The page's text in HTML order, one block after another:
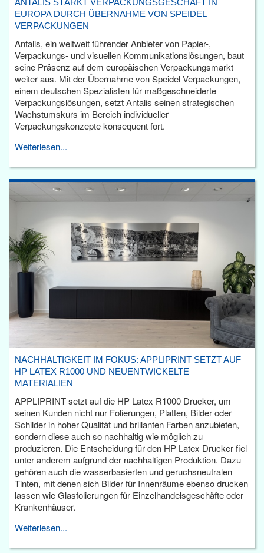
EUROPA DURCH ÜBERNAHME VON SPEIDEL
VERPACKUNGEN
Antalis, ein weltweit führender Anbieter von Papier-,
Verpackungs- und visuellen Kommunikationslösungen, baut
seine Präsenz auf dem europäischen Verpackungsmarkt
weiter aus. Mit der Übernahme von Speidel Verpackungen,
einem deutschen Spezialisten für maßgeschneiderte
Verpackungslösungen, setzt Antalis seinen strategischen
Wachstumskurs im Bereich individueller
Verpackungskonzepte konsequent fort.
Weiterlesen...
NACHHALTIGKEIT IM FOKUS: APPLIPRINT SETZT AUF
HP LATEX R1000 UND NEUENTWICKELTE
MATERIALIEN
APPLIPRINT setzt auf die HP Latex R1000 Drucker, um
seinen Kunden nicht nur Folierungen, Platten, Bilder oder
Schilder in hoher Qualität und brillanten Farben anzubieten,
sondern diese auch so nachhaltig wie möglich zu
produzieren. Die Entscheidung für den HP Latex Drucker fiel
unter anderem aufgrund der nachhaltigen Produktion. Dazu
gehören auch die wasserbasierten und geruchsneutralen
Tinten, mit denen sich Bilder für Innenräume ebenso drucken
lassen wie Glasfolierungen für Einzelhandelsgeschäfte oder
Krankenhäuser.
Weiterlesen...